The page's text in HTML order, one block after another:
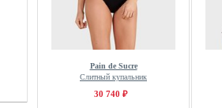
Pain de Sucre
Слитный купальник
30 740 ₽